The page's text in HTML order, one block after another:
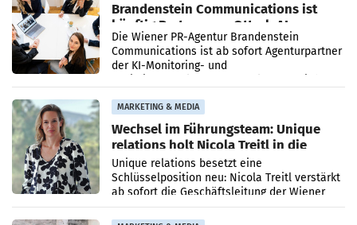
Brandenstein Communications ist
künftig Partner von OtterlyAI
Die Wiener PR-Agentur Brandenstein
Communications ist ab sofort Agenturpartner
der KI-Monitoring- und
MARKETING & MEDIA
Wechsel im Führungsteam: Unique
relations holt Nicola Treitl in die
Geschäftsleitung
Unique relations besetzt eine
Schlüsselposition neu: Nicola Treitl verstärkt
ab sofort die Geschäftsleitung der Wiener
PR-Agentur an der Seite von Josef Kalina und
Anna Kalina-Mahr.